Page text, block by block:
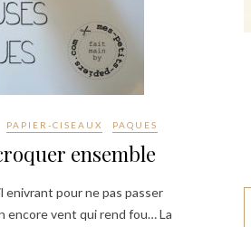
PAPIER-CISEAUX PAQUES
ensemble
enivrant pour ne pas passer
encore vent qui rend fou… La